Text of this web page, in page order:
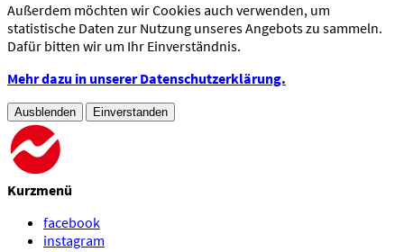
Außerdem möchten wir Cookies auch verwenden, um
statistische Daten zur Nutzung unseres Angebots zu sammeln.
Dafür bitten wir um Ihr Einverständnis.
Mehr dazu in unserer Datenschutzerklärung.
Ausblenden Einverstanden
Kurzmenü
facebook
instagram